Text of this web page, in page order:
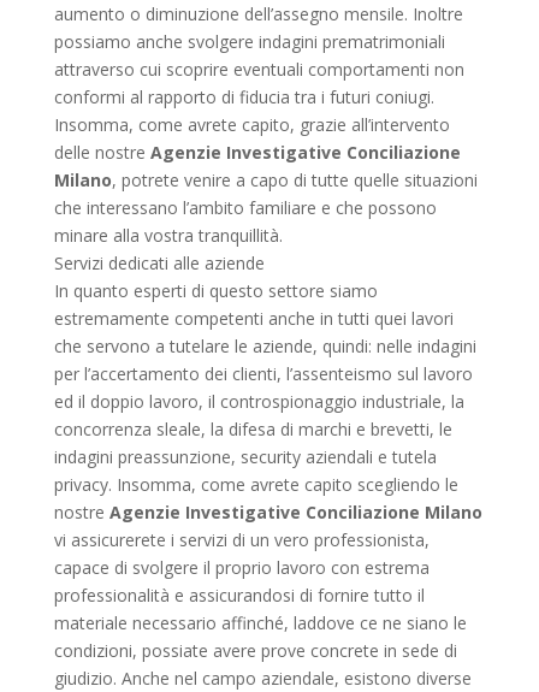
aumento o diminuzione dell’assegno mensile. Inoltre
possiamo anche svolgere indagini prematrimoniali
attraverso cui scoprire eventuali comportamenti non
conformi al rapporto di fiducia tra i futuri coniugi.
Insomma, come avrete capito, grazie all’intervento
delle nostre Agenzie Investigative Conciliazione
Milano, potrete venire a capo di tutte quelle situazioni
che interessano l’ambito familiare e che possono
minare alla vostra tranquillità.
Servizi dedicati alle aziende
In quanto esperti di questo settore siamo
estremamente competenti anche in tutti quei lavori
che servono a tutelare le aziende, quindi: nelle indagini
per l’accertamento dei clienti, l’assenteismo sul lavoro
ed il doppio lavoro, il controspionaggio industriale, la
concorrenza sleale, la difesa di marchi e brevetti, le
indagini preassunzione, security aziendali e tutela
privacy. Insomma, come avrete capito scegliendo le
nostre Agenzie Investigative Conciliazione Milano
vi assicurerete i servizi di un vero professionista,
capace di svolgere il proprio lavoro con estrema
professionalità e assicurandosi di fornire tutto il
materiale necessario affinché, laddove ce ne siano le
condizioni, possiate avere prove concrete in sede di
giudizio. Anche nel campo aziendale, esistono diverse